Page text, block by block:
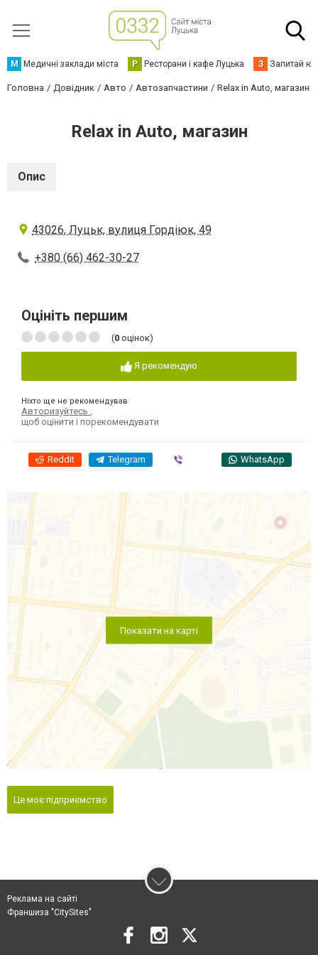
М Медичні заклади міста Р Ресторани і кафе Луцька З Запитай
Головна Довідник Авто Автозапчастини Relax in Auto, магазин
Relax in Auto, магазин
Опис
43026, Луцьк, вулиця Гордіюк, 49
+380 (66) 462-30-27
Оцініть першим
(0 оцінок)
Я рекомендую
Ніхто ще не рекомендував
Авторизуйтесь
щоб оцінити і порекомендувати
Reddit Telegram WhatsApp
Показати на карті
Це моє підприємство
Реклама на сайті
Франшиза "CitySites"